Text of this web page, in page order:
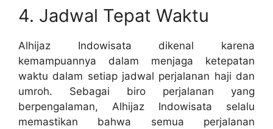
4. Jadwal Tepat Waktu
Alhijaz Indowisata dikenal karena
kemampuannya dalam menjaga ketepatan
waktu dalam setiap jadwal perjalanan haji dan
umroh. Sebagai biro perjalanan yang
berpengalaman, Alhijaz Indowisata selalu
memastikan bahwa semua perjalanan